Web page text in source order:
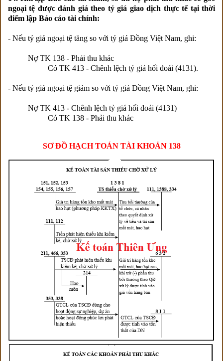
ngoại tệ được đánh giá theo tỷ giá giao dịch thực tế tại thời
điểm lập Báo cáo tài chính:
- Nếu tỷ giá ngoại tệ tăng so với tỷ giá Đồng Việt Nam, ghi:
Nợ TK 138 - Phải thu khác
Có TK 413 - Chênh lệch tỷ giá hối đoái (4131).
- Nếu tỷ giá ngoại tệ giảm so với tỷ giá Đồng Việt Nam, ghi:
Nợ TK 413 - Chênh lệch tỷ giá hối đoái (4131)
Có TK 138 - Phải thu khác
SƠ ĐỒ HẠCH TOÁN TÀI KHOẢN 138